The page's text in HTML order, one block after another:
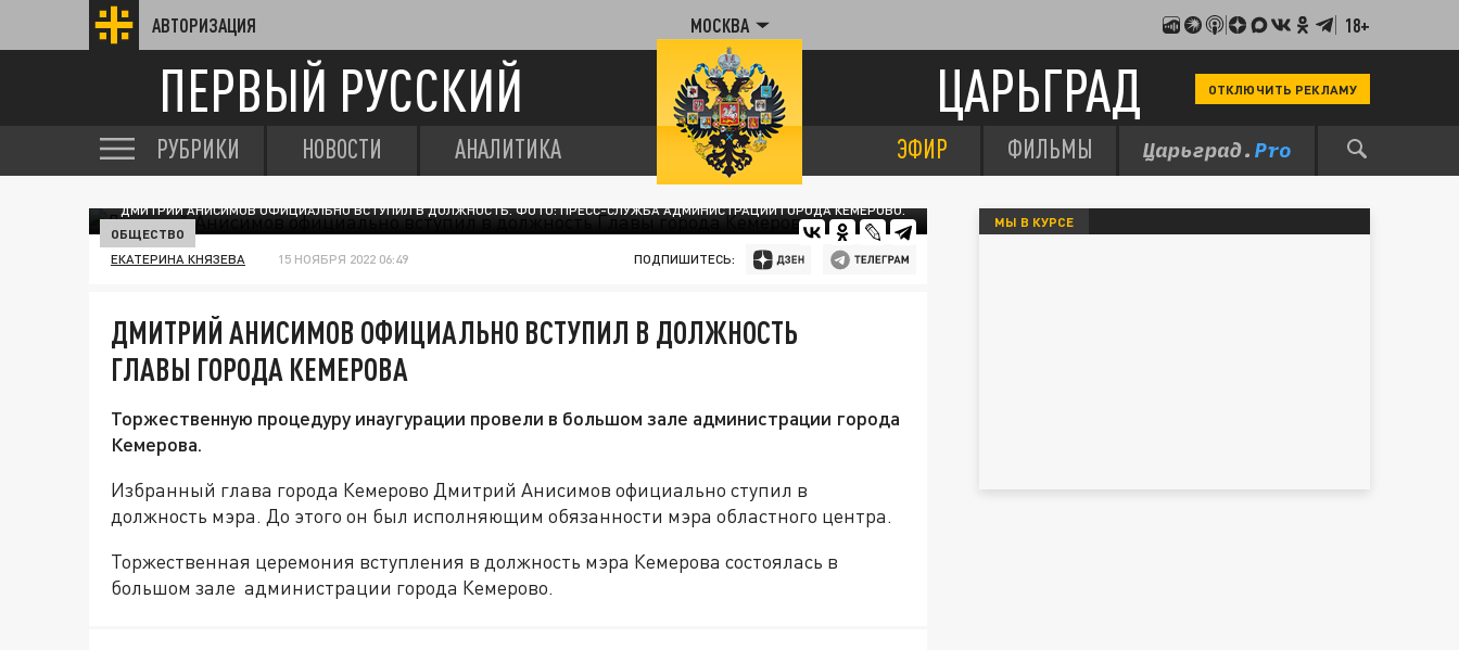
АВТОРИЗАЦИЯ МОСКВА 18+
ПЕРВЫЙ РУССКИЙ ЦАРЬГРАД ОТКЛЮЧИТЬ РЕКЛАМУ
РУБРИКИ НОВОСТИ АНАЛИТИКА ЭФИР ФИЛЬМЫ
ДМИТРИЙ АНИСИМОВ ОФИЦИАЛЬНО ВСТУПИЛ В ДОЛЖНОСТЬ. ФОТО: ПРЕСС-СЛУЖБА АДМИНИСТРАЦИИ ГОРОДА КЕМЕРОВО.
ОБЩЕСТВО
ЕКАТЕРИНА КНЯЗЕВА 15 НОЯБРЯ 2022 06:49 ПОДПИШИТЕСЬ:
ДМИТРИЙ АНИСИМОВ ОФИЦИАЛЬНО ВСТУПИЛ В ДОЛЖНОСТЬ
ГЛАВЫ ГОРОДА КЕМЕРОВА
Торжественную процедуру инаугурации провели в большом зале администрации города
Кемерова.
Избранный глава города Кемерово Дмитрий Анисимов официально ступил в
должность мэра. До этого он был исполняющим обязанности мэра областного центра.
Торжественная церемония вступления в должность мэра Кемерова состоялась в
большом зале администрации города Кемерово.
МЫ В КУРСЕ